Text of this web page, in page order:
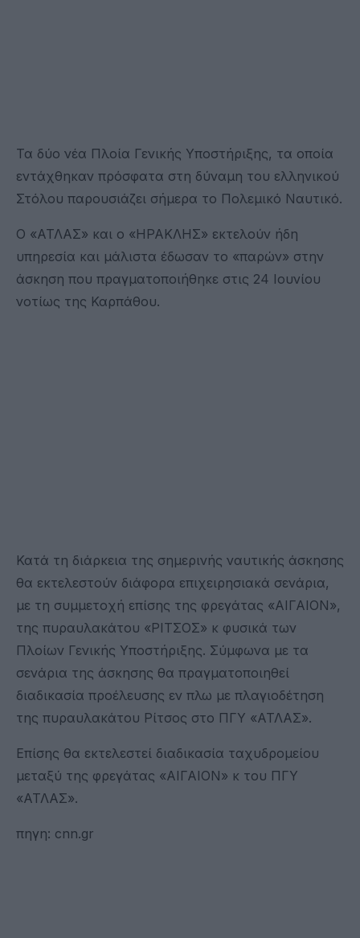
Τα δύο νέα Πλοία Γενικής Υποστήριξης, τα οποία
εντάχθηκαν πρόσφατα στη δύναμη του ελληνικού
Στόλου παρουσιάζει σήμερα το Πολεμικό Ναυτικό.
Ο «ΑΤΛΑΣ» και ο «ΗΡΑΚΛΗΣ» εκτελούν ήδη
υπηρεσία και μάλιστα έδωσαν το «παρών» στην
άσκηση που πραγματοποιήθηκε στις 24 Ιουνίου
νοτίως της Καρπάθου.
Κατά τη διάρκεια της σημερινής ναυτικής άσκησης
θα εκτελεστούν διάφορα επιχειρησιακά σενάρια,
με τη συμμετοχή επίσης της φρεγάτας «ΑΙΓΑΙΟΝ»,
της πυραυλακάτου «ΡΙΤΣΟΣ» κ φυσικά των
Πλοίων Γενικής Υποστήριξης. Σύμφωνα με τα
σενάρια της άσκησης θα πραγματοποιηθεί
διαδικασία προέλευσης εν πλω με πλαγιοδέτηση
της πυραυλακάτου Ρίτσος στο ΠΓΥ «ΑΤΛΑΣ».
Επίσης θα εκτελεστεί διαδικασία ταχυδρομείου
μεταξύ της φρεγάτας «ΑΙΓΑΙΟΝ» κ του ΠΓΥ
«ΑΤΛΑΣ».
πηγη: cnn.gr